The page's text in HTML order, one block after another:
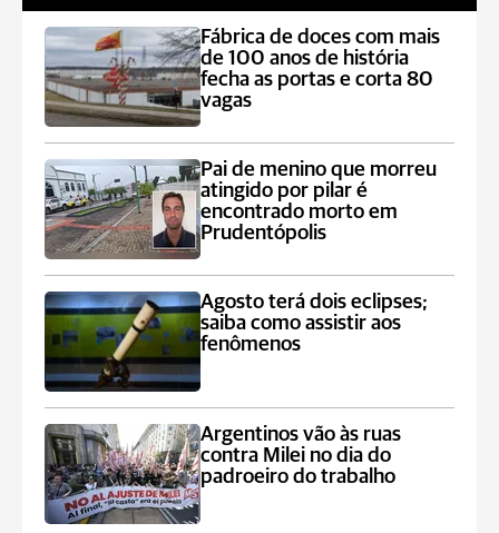
Fábrica de doces com mais
de 100 anos de história
fecha as portas e corta 80
vagas
Pai de menino que morreu
atingido por pilar é
encontrado morto em
Prudentópolis
Agosto terá dois eclipses;
saiba como assistir aos
fenômenos
Argentinos vão às ruas
contra Milei no dia do
padroeiro do trabalho